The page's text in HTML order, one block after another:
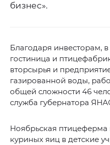
бизнес».
Благодаря инвесторам,
гостиница и
вторсырья и
газированной воды,
общей сложности 46
служба губернатора
Ноябрьская птицеферма
куриных яиц в детские